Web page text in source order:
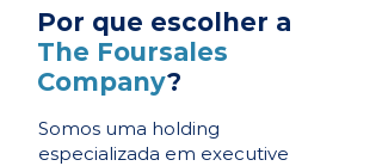
Por que escolher a
The Foursales
Company?
Somos uma holding
especializada em executive